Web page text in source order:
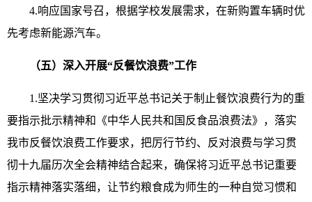
4.响应国家号召，根据学校发展需求，在新购置车辆时优
先考虑新能源汽车。
（五）深入开展“反餐饮浪费”工作
1.坚决学习贯彻习近平总书记关于制止餐饮浪费行为的重
要指示批示精神和《中华人民共和国反食品浪费法》，落实
我市反餐饮浪费工作要求，把厉行节约、反对浪费与学习贯
彻十九届历次全会精神结合起来，确保将习近平总书记重要
指示精神落实落细，让节约粮食成为师生的一种自觉习惯和